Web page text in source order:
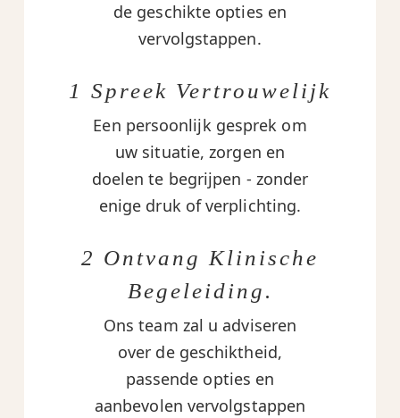
de geschikte opties en
vervolgstappen.
1 Spreek Vertrouwelijk
Een persoonlijk gesprek om
uw situatie, zorgen en
doelen te begrijpen - zonder
enige druk of verplichting.
2 Ontvang Klinische
Begeleiding.
Ons team zal u adviseren
over de geschiktheid,
passende opties en
aanbevolen vervolgstappen